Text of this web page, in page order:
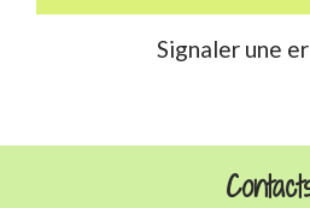
Signaler une